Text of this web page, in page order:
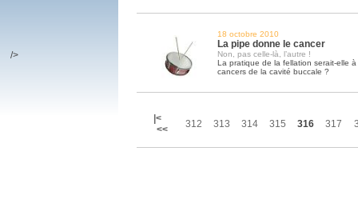
18 octobre 2010
La pipe donne le cancer
Non, pas celle-là, l’autre !
La pratique de la fellation serait-elle à
cancers de la cavité buccale ?
|<
<<
312 313 314 315 316 317
/>